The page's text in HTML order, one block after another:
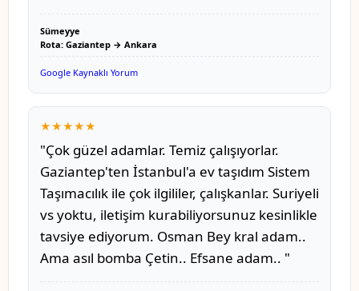
Sümeyye
Rota: Gaziantep → Ankara
Google Kaynaklı Yorum
★★★★★
"Çok güzel adamlar. Temiz çalışıyorlar.
Gaziantep'ten İstanbul'a ev taşıdım Sistem
Taşımacılık ile çok ilgililer, çalışkanlar. Suriyeli
vs yoktu, iletişim kurabiliyorsunuz kesinlikle
tavsiye ediyorum. Osman Bey kral adam..
Ama asıl bomba Çetin.. Efsane adam.. "